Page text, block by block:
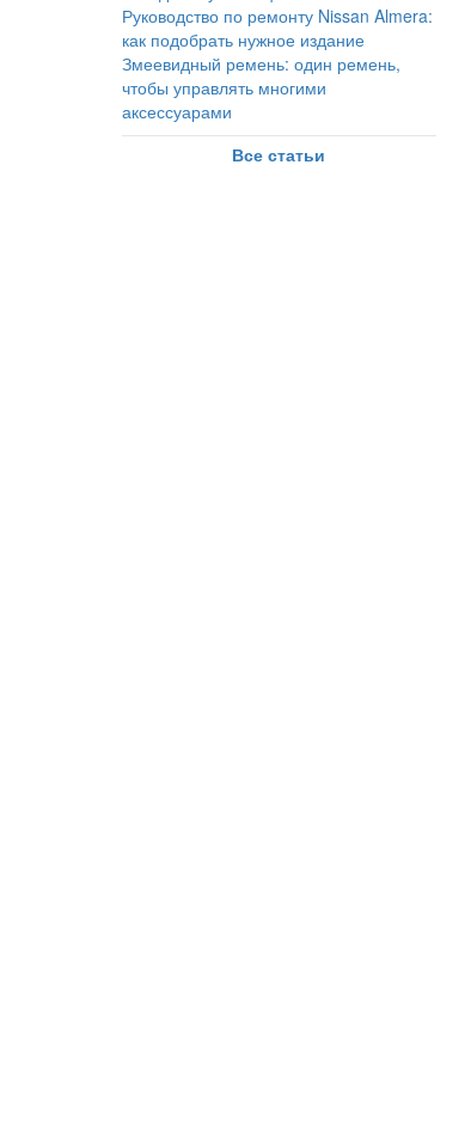
Руководство по ремонту Nissan Almera:
как подобрать нужное издание
Змеевидный ремень: один ремень,
чтобы управлять многими
аксессуарами
Все статьи